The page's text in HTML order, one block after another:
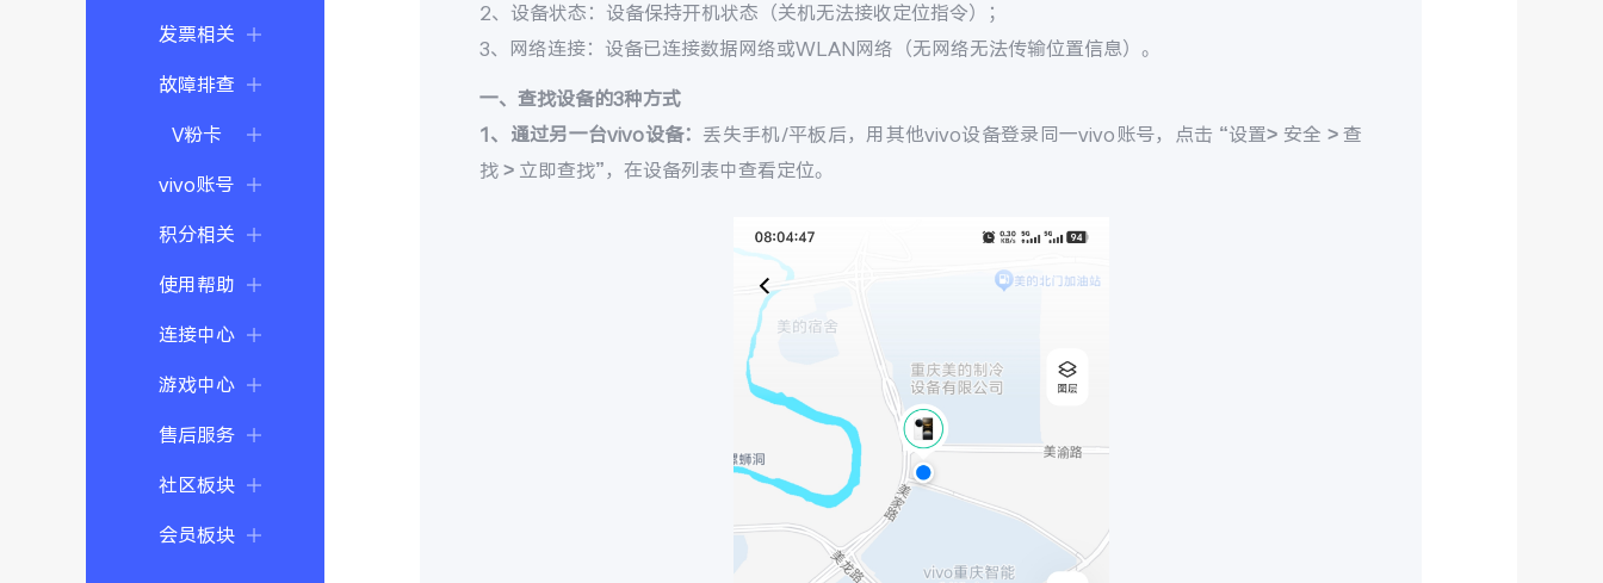
发票相关
故障排查
V粉卡
vivo账号
积分相关
使用帮助
连接中心
游戏中心
售后服务
社区板块
会员板块
2、设备状态：设备保持开机状态（关机无法接收定位指令）；
3、网络连接：设备已连接数据网络或WLAN网络（无网络无法传输位置信息）。
一、查找设备的3种方式
1、通过另一台vivo设备： 丢失手机/平板后，用其他vivo设备登录同一vivo账号，点击 “设置> 安全 > 查
找 > 立即查找”，在设备列表中查看定位。